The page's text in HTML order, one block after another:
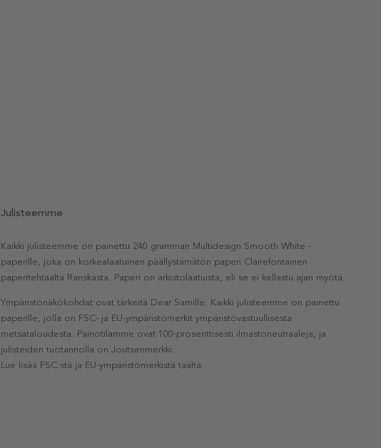
Julisteemme
Kaikki julisteemme on painettu 240 gramman Multidesign Smooth White -
paperille, joka on korkealaatuinen päällystämätön paperi Clairefontainen
paperitehtaalta Ranskasta. Paperi on arkistolaatuista, eli se ei kellastu ajan myötä.
Ympäristönäkökohdat ovat tärkeitä Dear Samille. Kaikki julisteemme on painettu
paperille, jolla on FSC- ja EU-ympäristömerkit ympäristövastuullisesta
metsätaloudesta. Painotilamme ovat 100-prosenttisesti ilmastoneutraaleja, ja
julisteiden tuotannolla on Joutsenmerkki.
Lue lisää FSC:stä ja EU-ympäristömerkistä täältä.